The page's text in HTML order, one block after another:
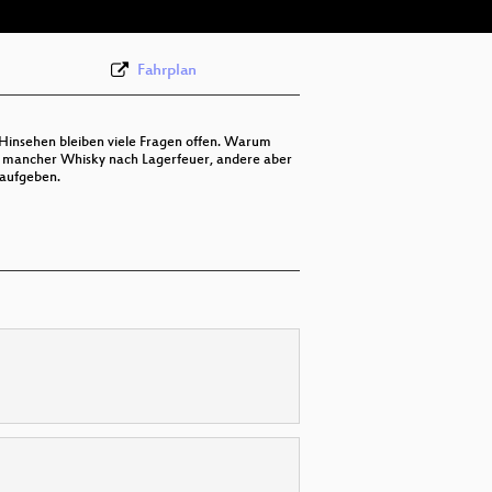
Fahrplan
bleiben viele Fragen offen. Warum
Whisky nach Lagerfeuer, andere aber